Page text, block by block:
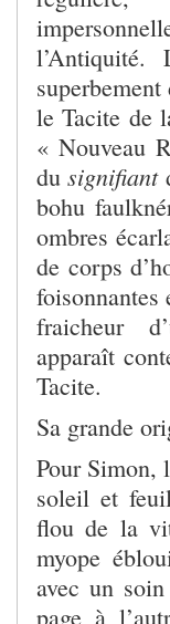
l’Antiquité.
le Tacite de
« Nouveau
dusignifiant
bohu
ombres
de corps
foisonnantes
fraicheur
apparaît
Tacite.
Sa grande
Pour Simon,
soleil et
flou de la
myope
avec un
page à